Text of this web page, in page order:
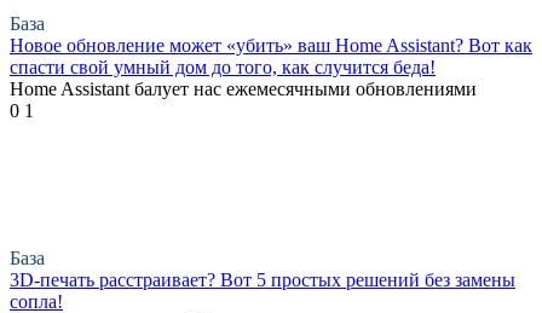
База
Новое обновление может «убить» ваш Home Assistant? Вот как
спасти свой умный дом до того, как случится беда!
Home Assistant балует нас ежемесячными обновлениями
0 1
База
3D-печать расстраивает? Вот 5 простых решений без замены
сопла!